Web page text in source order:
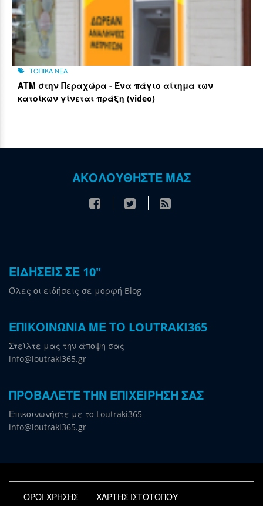
ΤΟΠΙΚΑ ΝΕΑ
ΑΤΜ στην Περαχώρα - Ένα πάγιο αίτημα των
κατοίκων γίνεται πράξη (video)
ΑΚΟΛΟΥΘΗΣΤΕ ΜΑΣ
ΕΙΔΗΣΕΙΣ ΣΕ 10"
Όλες οι ειδήσεις σε μορφή Blog
ΕΠΙΚΟΙΝΩΝΙΑ ΜΕ ΤΟ LOUTRAKI365
Στείλτε μας την άποψη σας
info@loutraki365.gr
ΠΡΟΒΑΛΕΤΕ ΤΗΝ ΕΠΙΧΕΙΡΗΣΗ ΣΑΣ
Επικοινωνήστε με το Loutraki365
info@loutraki365.gr
ΟΡΟΙ ΧΡΗΣΗΣ
ΧΑΡΤΗΣ ΙΣΤΟΤΟΠΟΥ